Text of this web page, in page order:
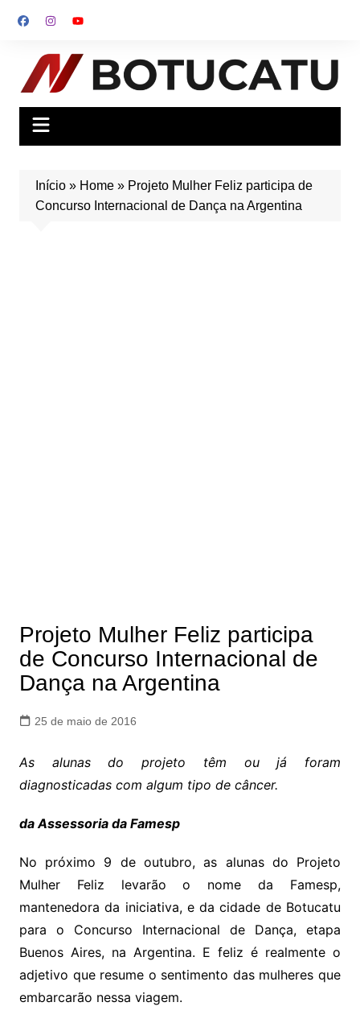
para
conteúdo
Início» Home» Projeto Mulher Feliz participa de
Concurso Internacional de Dança na Argentina
Projeto Mulher Feliz participa
de Concurso Internacional de
Dança na Argentina
25 de maio de 2016
As alunas do projeto têm ou já foram
diagnosticadas com algum tipo de câncer.
da Assessoria da Famesp
No próximo 9 de outubro, as alunas do Projeto
Mulher Feliz levarão o nome da Famesp,
mantenedora da iniciativa, e da cidade de Botucatu
para o Concurso Internacional de Dança, etapa
Buenos Aires, na Argentina. E feliz é realmente o
adjetivo que resume o sentimento das mulheres que
embarcarão nessa viagem.